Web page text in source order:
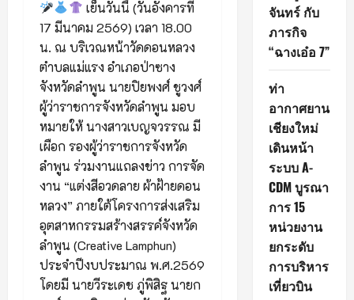
เย็นวันนี้ (วันอังคารที่
17 มีนาคม 2569) เวลา 18.00
น. ณ บริเวณหน้าวัดดอนหลวง
ตำบลแม่แรง อำเภอป่าซาง
จังหวัดลำพูน นายปิยพงศ์ ชูวงศ์
ผู้ว่าราชการจังหวัดลำพูน มอบ
หมายให้ นางสาวเบญจวรรณ มี
เผือก รองผู้ว่าราชการจังหวัด
ลำพูน ร่วมงานแถลงข่าว การจัด
งาน “แต่งสีอวดลาย ผ้าฝ้ายดอน
หลวง” ภายใต้โครงการส่งเสริม
อุตสาหกรรมสร้างสรรค์จังหวัด
ลำพูน (Creative Lamphun)
ประจำปีงบประมาณ พ.ศ.2569
โดยมี นายวีระเดช ภู่พิสิฐ นายก
จันทร์ กับ
ภารกิจ
“ฉางเอ๋อ 7”
ท่า
อากาศยาน
เชียงใหม่
เดินหน้า
ระบบ A-
CDM บูรณา
การ 15
หน่วยงาน
ยกระดับ
การบริหาร
เที่ยวบิน